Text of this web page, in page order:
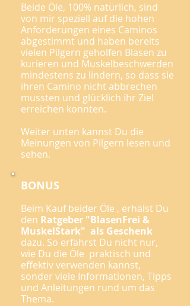
Beide Öle, 100% natürlich, sind
von mir speziell auf die hohen
Anforderungen eines Caminos
abgestimmt und haben bereits
vielen Pilgern geholfen Blasen zu
kurieren und Muskelbeschwerden
mindestens zu lindern, so dass sie
ihren Camino nicht abbrechen
mussten und glücklich ihr Ziel
erreichen konnten.
Weiter unten kannst Du die
Meinungen von Pilgern lesen und
sehen.
BONUS
Beim Kauf beider Öle , erhälst Du
den Ratgeber "BlasenFrei &
MuskelStark" als Geschenk
dazu. So erfährst Du nicht nur,
wie Du die Öle praktisch und
effektiv verwenden kannst,
sonder viele Informationen, Tipps
und Anleitungen rund um das
Thema.